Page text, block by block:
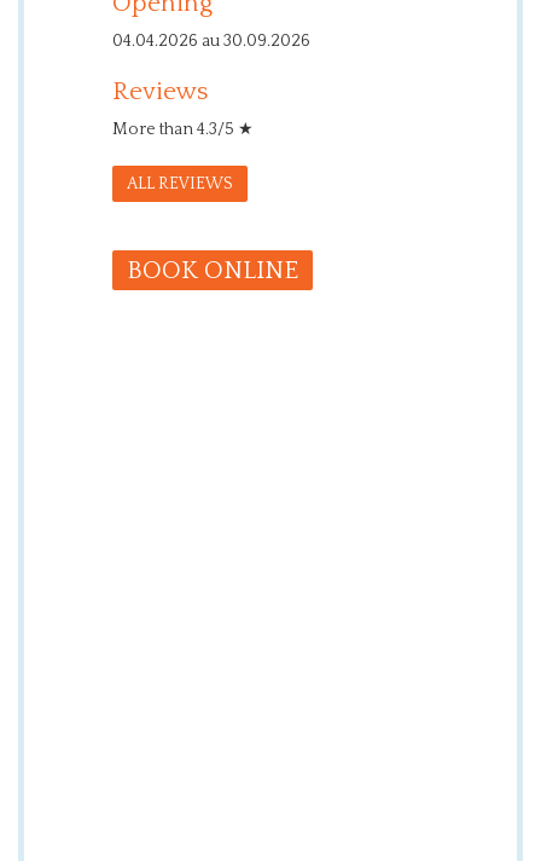
04.04.2026 au 30.09.2026
Reviews
More than 4.3/5 ★
ALL REVIEWS
BOOK ONLINE